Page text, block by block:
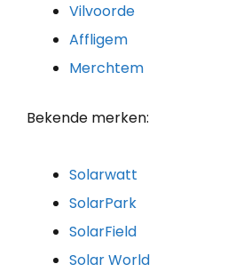
Vilvoorde
Affligem
Merchtem
Bekende merken:
Solarwatt
SolarPark
SolarField
Solar World